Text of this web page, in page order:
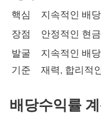
핵심
지속적인 배
장점
안정적인 현
발굴
기준
지속적인 배
재력, 합리적
배당수익률